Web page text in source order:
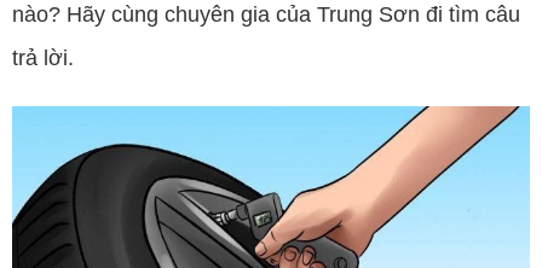
nào? Hãy cùng chuyên gia của Trung Sơn đi tìm câu
trả lời.